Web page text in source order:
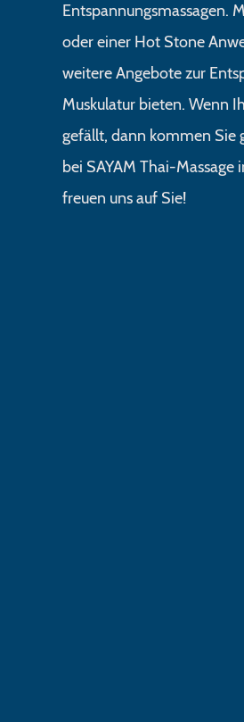
Entspannungsmassagen.
oder einer Hot Stone
weitere Angebote zur
Muskulatur bieten. Wenn
gefällt, dann kommen Sie
bei SAYAM Thai-
freuen uns auf Sie!